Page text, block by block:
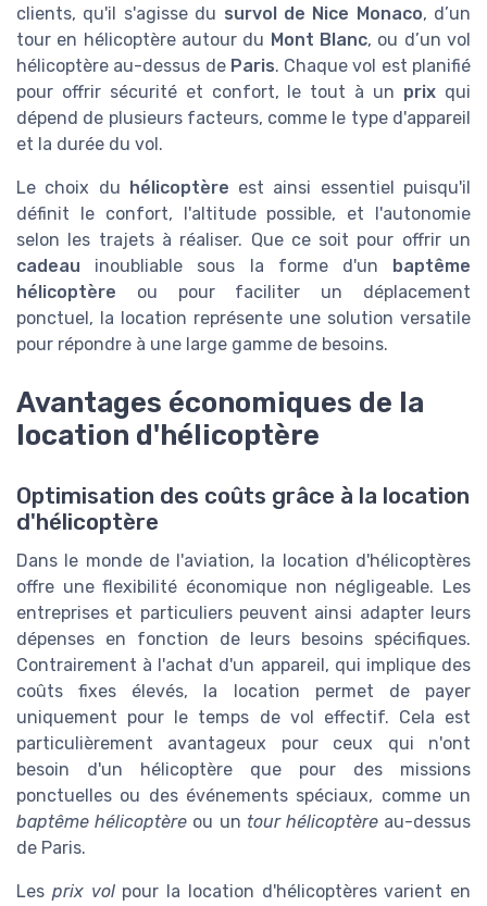
clients, qu'il s'agisse du survol de Nice Monaco, d’un
tour en hélicoptère autour du Mont Blanc, ou d’un vol
hélicoptère au-dessus de Paris. Chaque vol est planifié
pour offrir sécurité et confort, le tout à un prix qui
dépend de plusieurs facteurs, comme le type d'appareil
et la durée du vol.
Le choix du hélicoptère est ainsi essentiel puisqu'il
définit le confort, l'altitude possible, et l'autonomie
selon les trajets à réaliser. Que ce soit pour offrir un
cadeau inoubliable sous la forme d'un baptême
hélicoptère ou pour faciliter un déplacement
ponctuel, la location représente une solution versatile
pour répondre à une large gamme de besoins.
Avantages économiques de la
location d'hélicoptère
Optimisation des coûts grâce à la location
d'hélicoptère
Dans le monde de l'aviation, la location d'hélicoptères
offre une flexibilité économique non négligeable. Les
entreprises et particuliers peuvent ainsi adapter leurs
dépenses en fonction de leurs besoins spécifiques.
Contrairement à l'achat d'un appareil, qui implique des
coûts fixes élevés, la location permet de payer
uniquement pour le temps de vol effectif. Cela est
particulièrement avantageux pour ceux qui n'ont
besoin d'un hélicoptère que pour des missions
ponctuelles ou des événements spéciaux, comme un
baptême hélicoptère ou un tour hélicoptèreau-dessus
de Paris.
Les prix volpour la location d'hélicoptères varient en